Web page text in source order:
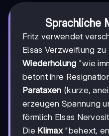
Sprachliche
Fritz verwendet
Elsas Verzweiflung zu
Wiederholung "wie
betont ihre
Parataxen (kurze,
erzeugen Spannung
förmlich Elsas
Die Klimax"behext,